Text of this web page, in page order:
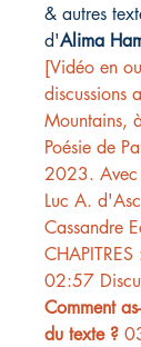
& autres
d'Alima
[Vidéo en
discussions
Mountains,
Poésie de
2023. Avec
Luc A.
Cassandre
02:57
Comment
du texte ?